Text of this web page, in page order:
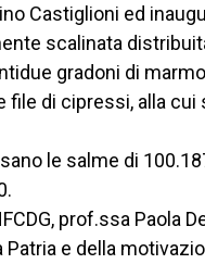
Castiglioni ed
scalinata
gradoni di
file di cipressi, alla
le salme di
prof.ssa Paola
e della